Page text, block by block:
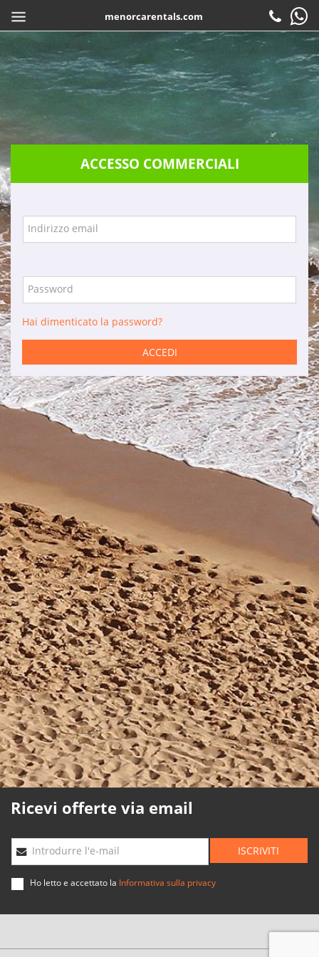
menorcarentals.com
Prenotare
Attenzione al cliente
Contattare
Domande frequenti
Garanzie
Servizi
Azienda
Posizione
Servizi
Auto a noleggio
Manutenzione
Ristrutturazioni
Informazioni di interesse
Son Bou
Menorca
Blog
Accesso agenzie
Note legali
Informativa sulla privacy
Politica sui cookie
Politica di qualità
Mappa Web
Planning agenzie
Sviluppato
da
Binary
Menorca
Inizio CONDIVIDI
ACCESSO COMMERCIALI
Indirizzo email
Password
Hai dimenticato la password?
ACCEDI
Ricevi offerte via email
Introdurre l'e-mail ISCRIVITI
Ho letto e accettato la Informativa sulla privacy